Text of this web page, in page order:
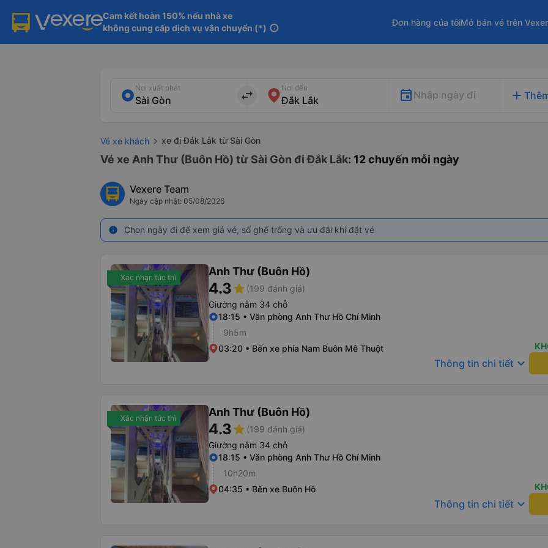
Cam kết hoàn 150% nếu nhà xe
không cung cấp dịch vụ vận chuyển (*) info
Đơn hàng của tôiMở bán vé trên
Nơi xuất phát
import_export
Nơi đến
Nhập ngày đi add
Vé xe khách xe đi Đắk Lắk từ Sài Gòn
Vé xe Anh Thư (Buôn Hồ) từ Sài Gòn đi Đắk Lắk: 12 chuyến mỗi ngày
Vexere Team
Ngày cập nhật: 05/08/2026
info Chọn ngày đi để xem giá vé, số ghế trống và ưu đãi khi đặt vé
Xác nhận tức thì Anh Thư (Buôn Hồ)
4.3star (199 đánh giá)
Giường nằm 34 chỗ
18:15 • Văn phòng Anh Thư Hồ Chí Minh
9h5m
03:20 • Bến xe phía Nam Buôn Mê Thuột
Thông tin chi tiết keyboard_arrow_down
Xác nhận tức thì Anh Thư (Buôn Hồ)
4.3star (199 đánh giá)
Giường nằm 34 chỗ
18:15 • Văn phòng Anh Thư Hồ Chí Minh
10h20m
04:35 • Bến xe Buôn Hồ
Thông tin chi tiết keyboard_arrow_down